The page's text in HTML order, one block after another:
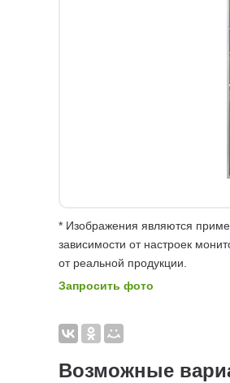
* Изображения являются
зависимости от настроек
от реальной продукции.
Запросить фото
Возможные